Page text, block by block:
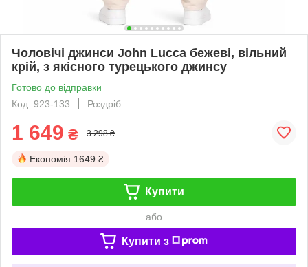
Чоловічі джинси John Lucca бежеві, вільний
крій, з якісного турецького джинсу
Готово до відправки
Код: 923-133
Роздріб
1 649 ₴ 3 298 ₴
Економія 1649 ₴
Купити
або
Купити з